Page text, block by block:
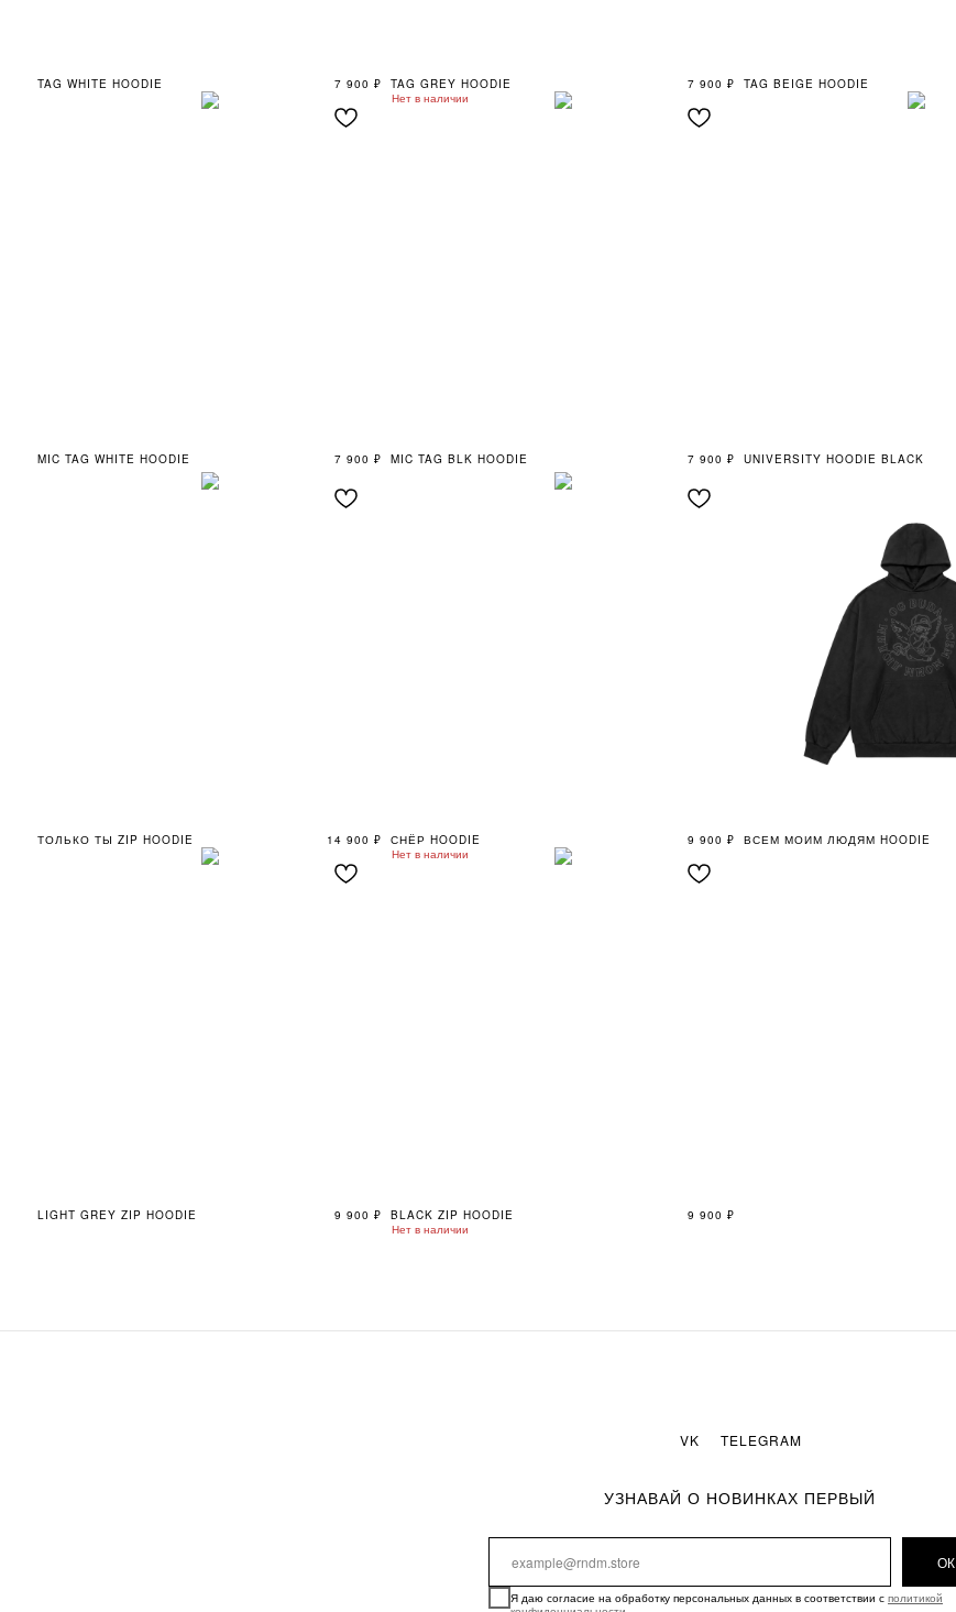
TAG WHITE HOODIE 7 900 ₽ TAG GREY HOODIE 7 900 ₽
Нет в наличии
TAG BEIGE HOODIE
MIC TAG WHITE HOODIE 7 900 ₽ MIC TAG BLK HOODIE 7 900 ₽ UNIVERSITY HOODIE BLACK
ТОЛЬКО ТЫ ZIP HOODIE 14 900 ₽ СНЁР HOODIE 9 900 ₽
Нет в наличии
ВСЕМ МОИМ ЛЮДЯМ HOODIE
LIGHT GREY ZIP HOODIE 9 900 ₽ BLACK ZIP HOODIE 9 900 ₽
Нет в наличии
Я даю согласие на обработку персональных данных в соответствии с политикой
ОК
УЗНАВАЙ О НОВИНКАХ ПЕРВЫЙ
VK TELEGRAM